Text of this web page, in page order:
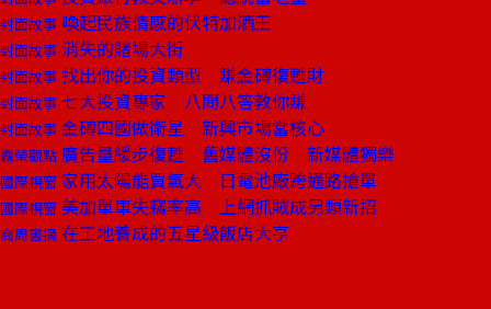
封面故事 喚起民族情感的伏特加酒王
封面故事 消失的賭場大街
封面故事 找出你的投資類型 賺金磚復甦財
封面故事 七大投資專家 八問八答教你賺
封面故事 金磚四國做衛星 新興市場當核心
霸榮觀點 廣告量緩步復甦 舊媒體沒份 新媒體獨樂
國際視窗 家用太陽能買氣大 日電池廠跨通路搶單
國際視窗 美加單車失竊率高 上網抓賊成另類新招
商周書摘 在工地養成的五星級飯店大亨